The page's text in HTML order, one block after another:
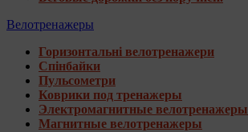
Велотренажеры
Горизонтальні велотренажери
Спінбайки
Пульсометри
Коврики под тренажеры
Электромагнитные велотренажеры
Магнитные велотренажеры